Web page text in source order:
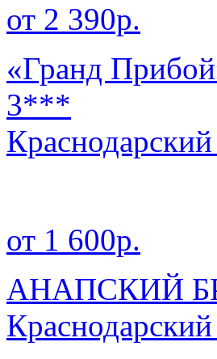
от 2 390р.
«Гранд
3***
от 1 600р.
АНАПСКИЙ